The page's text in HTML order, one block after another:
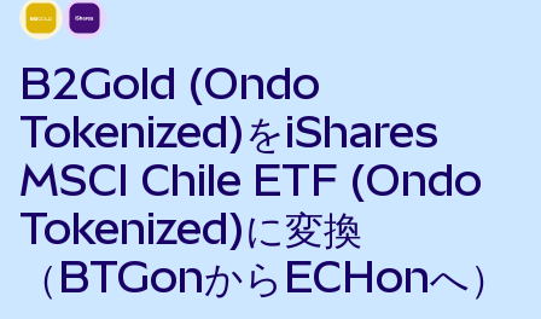
B2Gold (Ondo
Tokenized)をiShares
MSCI Chile ETF (Ondo
Tokenized)に変換
（BTGonからECHonへ）